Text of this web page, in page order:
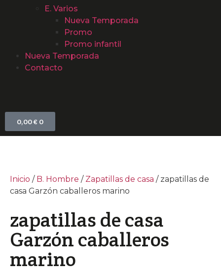
E. Varios
Nueva Temporada
Promo
Promo infantil
Nueva Temporada
Contacto
0,00€ 0
Inicio / B. Hombre / Zapatillas de casa / zapatillas de
casa Garzón caballeros marino
zapatillas de casa
Garzón caballeros
marino